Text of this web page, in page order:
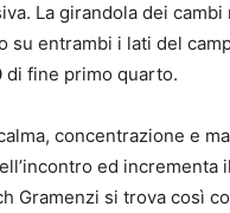
La girandola dei
entrambi i lati del
di fine primo quarto.
concentrazione e
ed
Gramenzi si trova così